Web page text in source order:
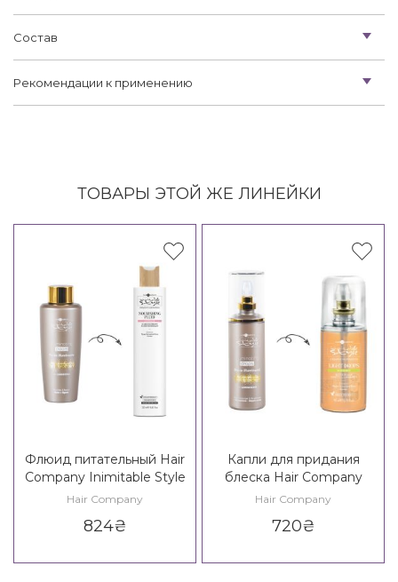
Состав
Рекомендации к применению
ТОВАРЫ ЭТОЙ ЖЕ ЛИНЕЙКИ
Флюид питательный Hair
Company Inimitable Style
Creative Inspiration
Hair Company
824₴
Капли для придания
блеска Hair Company
Inimitable Style Illuminating
Must Have Light Drops
Hair Company
720₴